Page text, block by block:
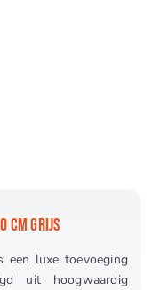
CM GRIJS
een luxe toevoeging
uit hoogwaardig